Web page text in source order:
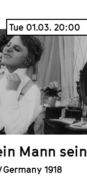
Tue 01.03. 20:00
Mann sein
1918